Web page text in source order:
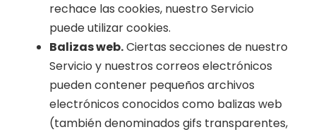
rechace las cookies, nuestro Servicio
puede utilizar cookies.
Balizas web.Ciertas secciones de nuestro
Servicio y nuestros correos electrónicos
pueden contener pequeños archivos
electrónicos conocidos como balizas web
(también denominados gifs transparentes,